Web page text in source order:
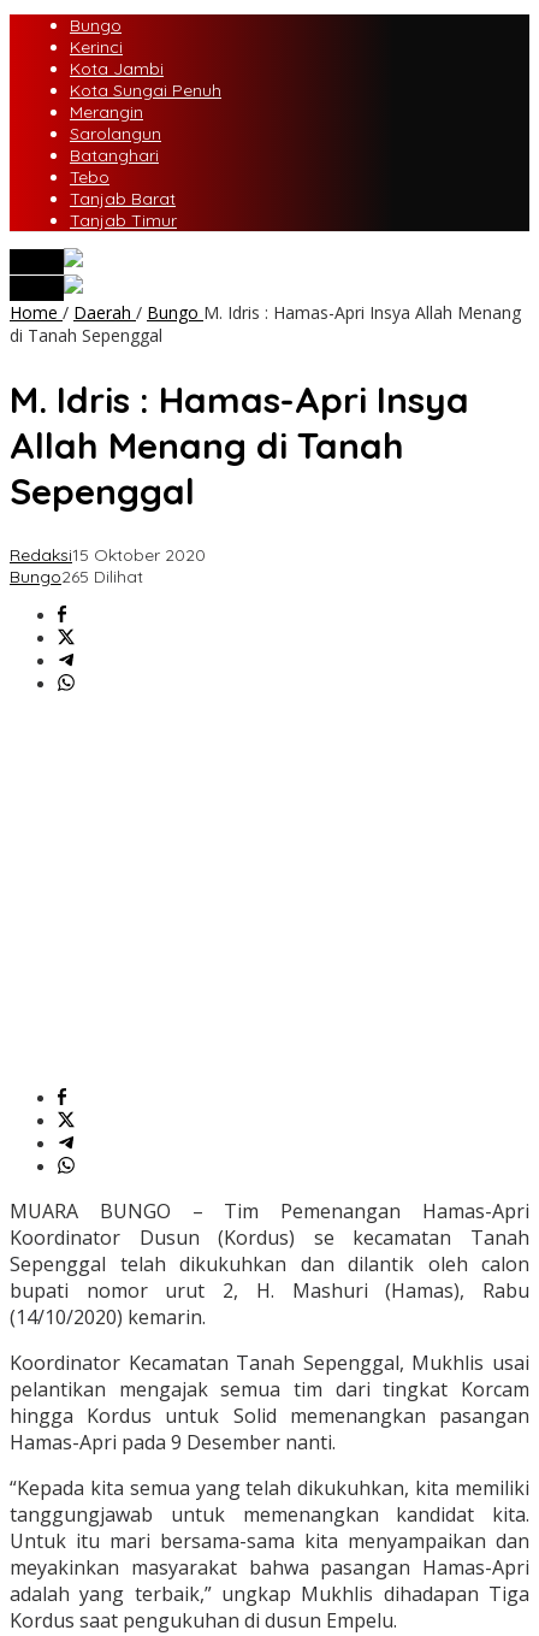
Bungo
Kerinci
Kota Jambi
Kota Sungai Penuh
Merangin
Sarolangun
Batanghari
Tebo
Tanjab Barat
Tanjab Timur
Home / Daerah / Bungo M. Idris : Hamas-Apri Insya Allah Menang
di Tanah Sepenggal
M. Idris : Hamas-Apri Insya
Allah Menang di Tanah
Sepenggal
Redaksi15 Oktober 2020
Bungo265 Dilihat
MUARA BUNGO – Tim Pemenangan Hamas-Apri
Koordinator Dusun (Kordus) se kecamatan Tanah
Sepenggal telah dikukuhkan dan dilantik oleh calon
bupati nomor urut 2, H. Mashuri (Hamas), Rabu
(14/10/2020) kemarin.
Koordinator Kecamatan Tanah Sepenggal, Mukhlis usai
pelantikan mengajak semua tim dari tingkat Korcam
hingga Kordus untuk Solid memenangkan pasangan
Hamas-Apri pada 9 Desember nanti.
“Kepada kita semua yang telah dikukuhkan, kita memiliki
tanggungjawab untuk memenangkan kandidat kita.
Untuk itu mari bersama-sama kita menyampaikan dan
meyakinkan masyarakat bahwa pasangan Hamas-Apri
adalah yang terbaik,” ungkap Mukhlis dihadapan Tiga
Kordus saat pengukuhan di dusun Empelu.